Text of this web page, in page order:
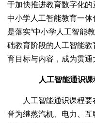
于加快推进教育数字化的
中小学人工智能教育一体
是落实“中小学人工智能
础教育阶段的人工智能
育目标与内容，成为贯通
人工智能通识
人工智能通识课程要
誉为继蒸汽机、电力、